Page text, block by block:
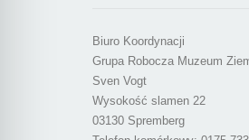
Biuro Koordynacji
Grupa Robocza Muzeum
Sven Vogt
Wysokość slamen 22
03130 Spremberg